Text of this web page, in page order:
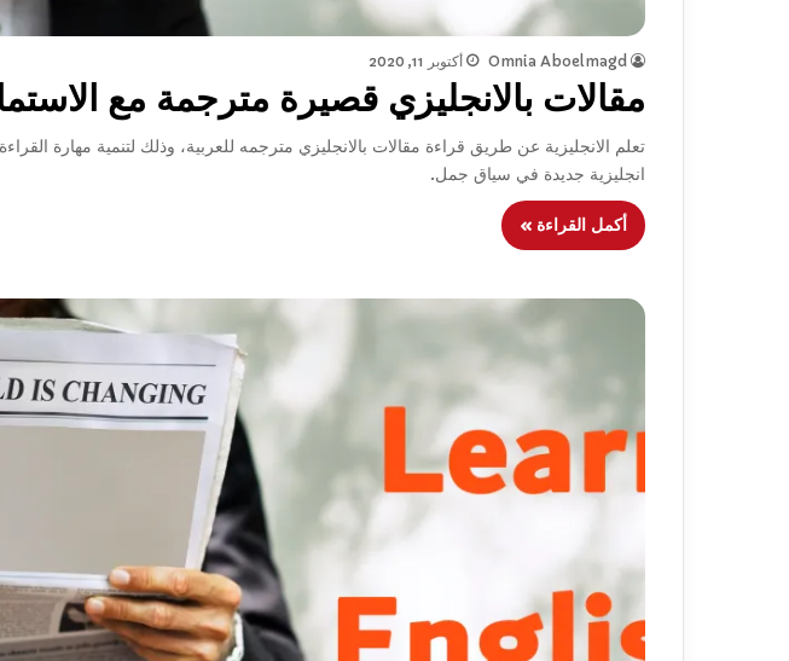
Omnia Aboelmagd أكتوبر 11, 2020
مقالات بالانجليزي قصيرة مترجمة مع
تعلم الانجليزية عن طريق قراءة مقالات بالانجليزي مترجمه للعربية، وذلك لتنمية مهارة
انجليزية جديدة في سياق جمل.
أكمل القراءة »